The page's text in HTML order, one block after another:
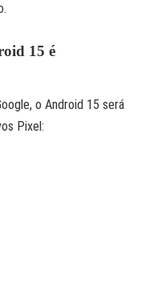
15 é
o Android 15 será
Pixel: